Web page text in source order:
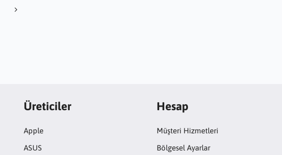
Üreticiler
Apple
ASUS
Hesap
Müşteri Hizmetleri
Bölgesel Ayarlar